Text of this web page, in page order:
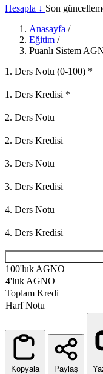
Hesapla ↓ Son
Anasayfa /
Eğitim /
Puanlı Sistem
1. Ders Notu (0-100) *
1. Ders Kredisi *
2. Ders Notu
2. Ders Kredisi
3. Ders Notu
3. Ders Kredisi
4. Ders Notu
4. Ders Kredisi
100'luk AGNO
4'luk AGNO
Toplam Kredi
Harf Notu
Kopyala Paylaş